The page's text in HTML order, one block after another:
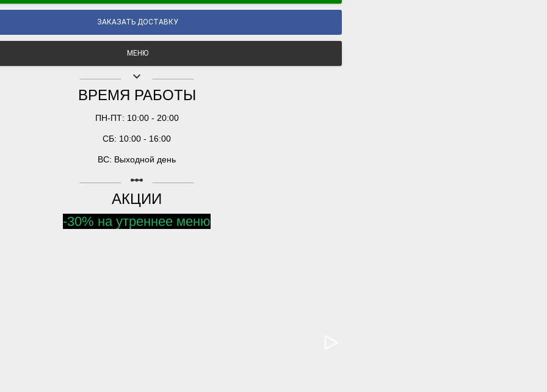
ЗАКАЗАТЬ ДОСТАВКУ
МЕНЮ
keyboard_arrow_down
ВРЕМЯ РАБОТЫ
ПН-ПТ: 10:00 - 20:00
СБ: 10:00 - 16:00
ВС: Выходной день
linear_scale
АКЦИИ
-30% на утреннее меню